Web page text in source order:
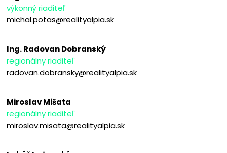
výkonný riaditeľ
michal.potas@realityalpia.sk
Ing. Radovan Dobranský
regionálny riaditeľ
radovan.dobransky@realityalpia.sk
Miroslav Mišata
regionálny riaditeľ
miroslav.misata@realityalpia.sk